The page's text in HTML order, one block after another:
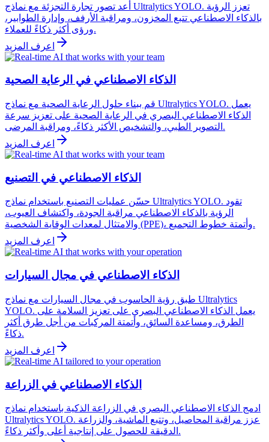
أعد تصور تجارة التجزئة مع نماذج Ultralytics YOLO. تعزز الرؤية
بالذكاء الاصطناعي تتبع المخزون، ومراقبة الأرفف، وإدارة الطوابير،
ورؤى أكثر ذكاءً للعملاء.
اعرف المزيد
الذكاء الاصطناعي في الرعاية الصحية
قم ببناء حلول الرعاية الصحية مع نماذج Ultralytics YOLO. يعمل
الذكاء الاصطناعي البصري في الرعاية الصحية على تعزيز سرعة
التصوير الطبي، والتشخيص الأكثر ذكاءً، ومراقبة المرضى.
اعرف المزيد
الذكاء الاصطناعي في التصنيع
حسّن عمليات التصنيع باستخدام نماذج Ultralytics YOLO. تقود
الرؤية بالذكاء الاصطناعي مراقبة الجودة، واكتشاف العيوب،
والامتثال لمعدات الوقاية الشخصية (PPE)، وأتمتة خطوط التجميع.
اعرف المزيد
الذكاء الاصطناعي في مجال السيارات
طبق رؤية الحاسوب في مجال السيارات مع نماذج Ultralytics
YOLO. يعمل الذكاء الاصطناعي البصري على تعزيز السلامة على
الطرق، ومساعدة السائق، وأتمتة المركبات من أجل طرق أكثر
ذكاءً.
اعرف المزيد
الذكاء الاصطناعي في الزراعة
ادمج الذكاء الاصطناعي البصري في الزراعة الذكية باستخدام نماذج
Ultralytics YOLO. عزز مراقبة المحاصيل، وتتبع الماشية، والزراعة
الدقيقة للحصول على إنتاجية أعلى وأكثر ذكاءً.